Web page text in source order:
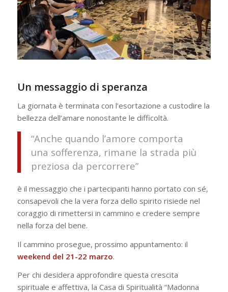
Un messaggio di speranza
La giornata è terminata con l’esortazione a custodire la
bellezza dell’amare nonostante le difficoltà.
“Anche quando l’amore comporta
una sofferenza, rimane la strada più
preziosa da percorrere”
è il messaggio che i partecipanti hanno portato con sé,
consapevoli che la vera forza dello spirito risiede nel
coraggio di rimettersi in cammino e credere sempre
nella forza del bene.
Il cammino prosegue, prossimo appuntamento: il
weekend del 21-22 marzo.
Per chi desidera approfondire questa crescita
spirituale e affettiva, la Casa di Spiritualità “Madonna